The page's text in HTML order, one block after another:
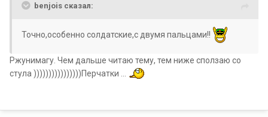
benjois сказал:
Точно,особенно солдатские,с двумя пальцами!!
Ржунимагу. Чем дальше читаю тему, тем ниже сползаю со
стула ))))))))))))))))Перчатки ...